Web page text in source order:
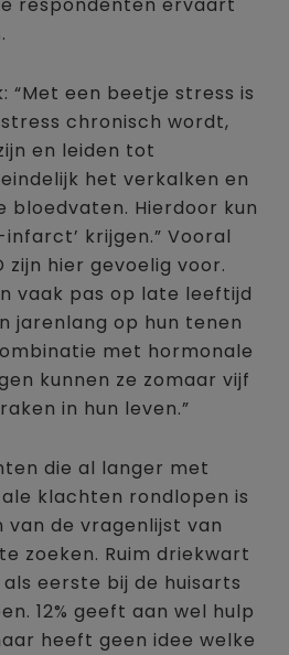
respondenten ervaart
“Met een beetje stress is
chronisch wordt,
en leiden tot
het verkalken en
bloedvaten. Hierdoor kun
krijgen.” Vooral
zijn hier gevoelig voor.
vaak pas op late leeftijd
jarenlang op hun tenen
met hormonale
kunnen ze zomaar vijf
in hun leven.”
die al langer met
klachten rondlopen is
van de vragenlijst van
zoeken. Ruim driekwart
eerste bij de huisarts
12% geeft aan wel hulp
heeft geen idee welke